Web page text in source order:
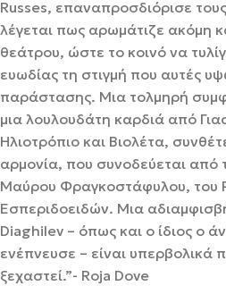
Russes, επαναπροσδιόρισε
λέγεται πως αρωμάτιζε ακόμη
θεάτρου, ώστε το κοινό να
ευωδίας τη στιγμή που αυτές
παράστασης. Μια τολμηρή
μια λουλουδάτη καρδιά από
Ηλιοτρόπιο και Βιολέτα,
αρμονία, που συνοδεύεται από
Μαύρου Φραγκοστάφυλου, του
Εσπεριδοειδών. Μια
Diaghilev – όπως και ο ίδιος ο
ενέπνευσε – είναι υπερβολικά
ξεχαστεί.”- Roja Dove